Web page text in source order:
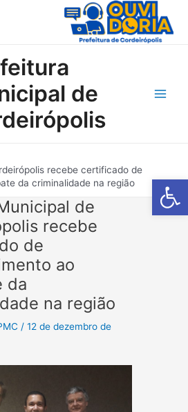
Barra de
de
recebe certificado de
da criminalidade na região
de
recebe
de
ao
da
na região
/12 de dezembro de